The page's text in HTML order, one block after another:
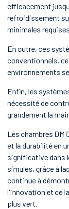
efficacement
refroidissement
minimales
En outre, ces
conventionnels,
environnements
Enfin, les
nécessité de
grandement la
Les chambres DM
et la durabilité en
significative dans
simulés, grâce à
continue à
l'innovation et de
plus vert.